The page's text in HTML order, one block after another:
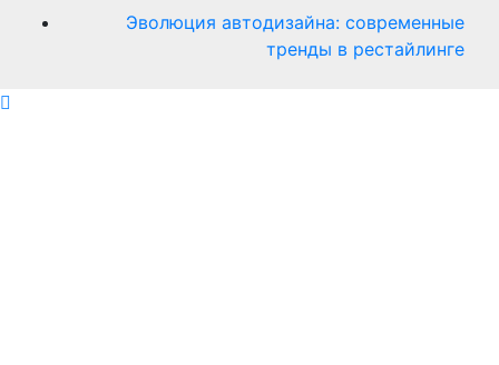
Эволюция автодизайна: современные
тренды в рестайлинге